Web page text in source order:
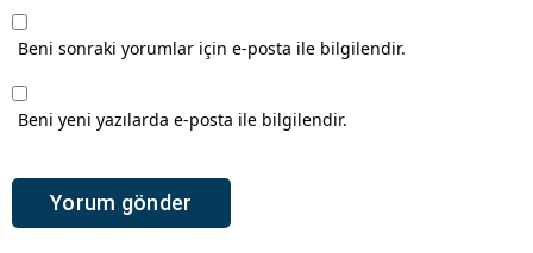
Beni sonraki yorumlar için e-posta ile bilgilendir.
Beni yeni yazılarda e-posta ile bilgilendir.